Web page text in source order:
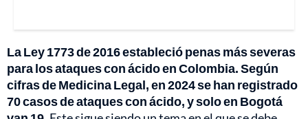
La Ley 1773 de 2016 estableció penas más severas
para los ataques con ácido en Colombia. Según
cifras de Medicina Legal, en 2024 se han registrado
70 casos de ataques con ácido, y solo en Bogotá